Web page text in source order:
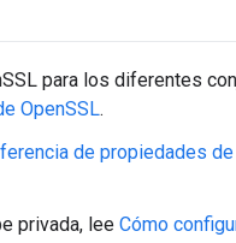
para los diferentes
OpenSSL.
de propiedades
privada, lee Cómo